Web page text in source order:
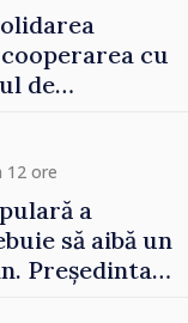
cu
de
Oficial
12 ore
a
să aibă un
Președinta